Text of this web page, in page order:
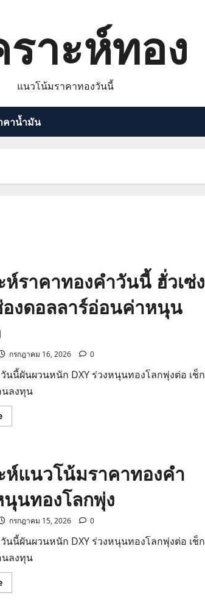
ราะห์ทอง
แนวโน้มราคาทองวันนี้
คาน้ำมัน
ห์ราคาทองคำวันนี้ ฮั่วเซ่ง
องดอลลาร์อ่อนค่าหนุน
กรกฎาคม 16, 2026 0
นนี้ผันผวนหนัก DXY ร่วงหนุนทองโลกพุ่งต่อ เช็ก
นลงทุน
Read
more
วัน
นี้
ฮั่ว
เซ่ง
เฮง
ชี้
ช่อง
ดอลลาร์
อ่อน
ค่า
ทอง
ห์แนวโน้มราคาทองคำ
นทองโลกพุ่ง
กรกฎาคม 15, 2026 0
นนี้ผันผวนหนัก DXY ร่วงหนุนทองโลกพุ่งต่อ เช็ก
นลงทุน
Read
more